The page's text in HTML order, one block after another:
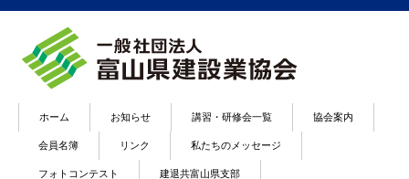
ホーム お知らせ 講習・研修会一覧 協会案内
会員名簿 リンク 私たちのメッセージ
フォトコンテスト 建退共富山県支部